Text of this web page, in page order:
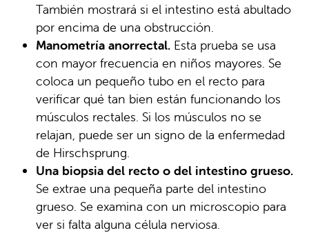
También mostrará si el intestino está abultado
por encima de una obstrucción.
Manometría anorrectal. Esta prueba se usa
con mayor frecuencia en niños mayores. Se
coloca un pequeño tubo en el recto para
verificar qué tan bien están funcionando los
músculos rectales. Si los músculos no se
relajan, puede ser un signo de la enfermedad
de Hirschsprung.
Una biopsia del recto o del intestino grueso.
Se extrae una pequeña parte del intestino
grueso. Se examina con un microscopio para
ver si falta alguna célula nerviosa.